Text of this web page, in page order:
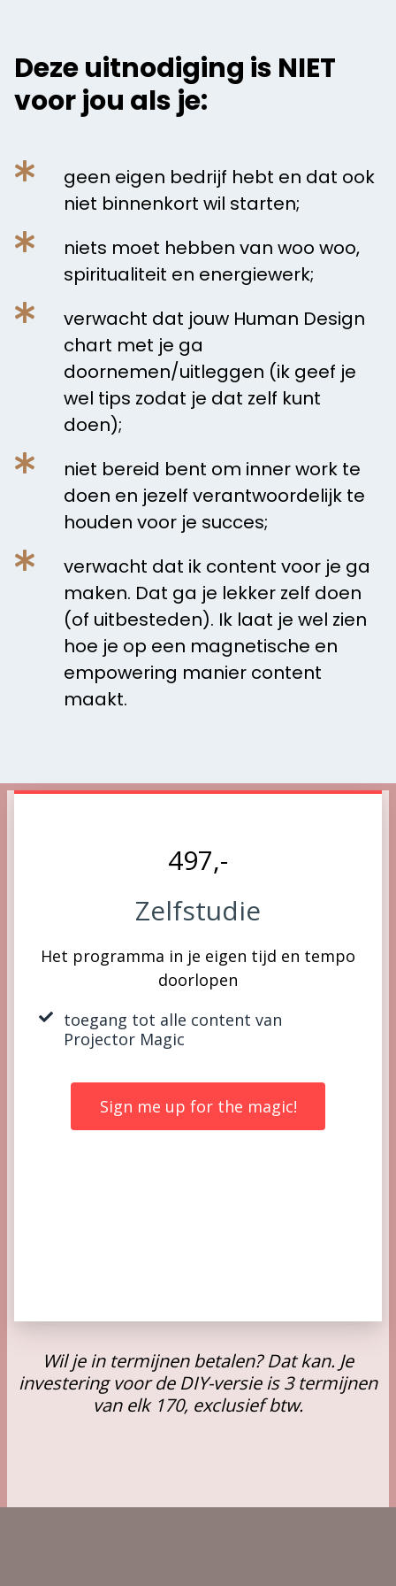
Deze uitnodiging is NIET
voor jou als je:
geen eigen bedrijf hebt en dat ook
niet binnenkort wil starten;
niets moet hebben van woo woo,
spiritualiteit en energiewerk;
verwacht dat jouw Human Design
chart met je ga
doornemen/uitleggen (ik geef je
wel tips zodat je dat zelf kunt
doen);
niet bereid bent om inner work te
doen en jezelf verantwoordelijk te
houden voor je succes;
verwacht dat ik content voor je ga
maken. Dat ga je lekker zelf doen
(of uitbesteden). Ik laat je wel zien
hoe je op een magnetische en
empowering manier content
maakt.
497,-
Zelfstudie
Het programma in je eigen tijd en tempo
doorlopen
toegang tot alle content van
Projector Magic
Sign me up for the magic!
Wil je in termijnen betalen? Dat kan. Je
investering voor de DIY-versie is 3 termijnen
van elk 170, exclusief btw.